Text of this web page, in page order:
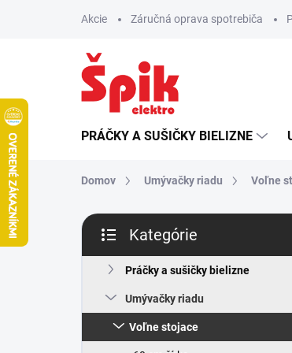
Akcie Záručná oprava spotrebiča
PRÁČKY A SUŠIČKY BIELIZNE
Domov Umývačky riadu Voľne
B
č
p
n
kategórie
Kategórie
Práčky a sušičky bielizne
Umývačky riadu
Voľne stojace